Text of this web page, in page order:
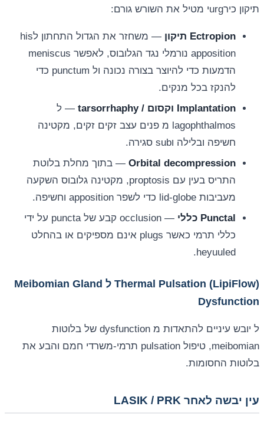
תיקון כירurgי מטיל את השורש גורם:
Ectropion תיקון
— משחזר את הגדול התחתון לhis
apposition נורמלי נגד הגלובוס, לאפשר meniscus
הדמעות כדי להיוצר בצורה נכונה ול punctum כדי
להנקז בכל מנקים.
Implantation וקסום / tarsorrhaphy
— ל
lagophthalmos מ פנים עצב זקים זקים, מקטינה
חשיפה ובלילה וsub סגירה.
Orbital decompression — בתוך מחלת בלוטת
התריס בעין עם proptosis, מקטינה גלובוס השקעה
מעביבות lid-globe כדי לשפר apposition וחשיפה.
Punctal כללי
— occlusion קבע של puncta על ידי
כללי תרמי כאשר plugs אינם מספיקים או בהחלט
heyuuled.
Thermal Pulsation (LipiFlow) ל Meibomian Gland
Dysfunction
ל יובש עיניים להתאדות מ dysfunction של בלוטות
meibomian, טיפול pulsation תרמי-משרדי חמם והבע את
בלוטות החסומות.
עין יבשה לאחר LASIK / PRK